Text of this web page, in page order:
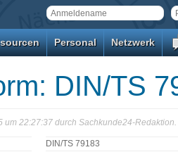
Personal Netzwerk
DIN/TS
um 22:27:37 durch Sachkunde24-Redaktion.
DIN/TS 79183